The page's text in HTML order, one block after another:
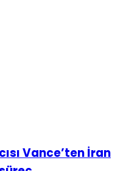
Vance’ten İran